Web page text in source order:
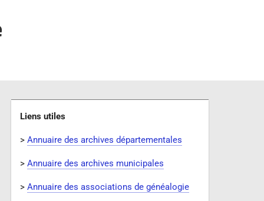
Liens utiles
>Annuaire des archives départementales
>Annuaire des archives municipales
>Annuaire des associations de généalogie